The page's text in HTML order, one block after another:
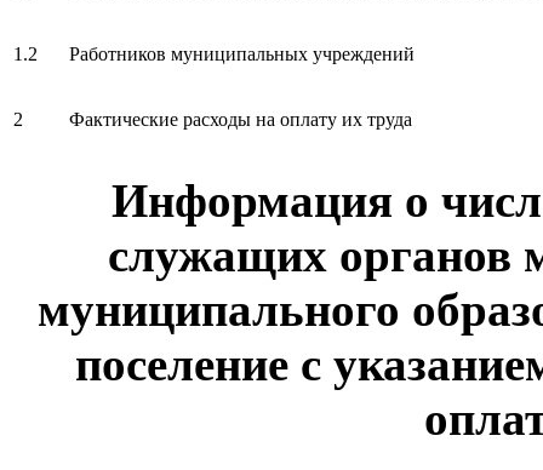
1.2 Работников муниципальных учреждений
2 Фактические расходы на оплату их труда
Информация о
служащих органов
муниципального
поселение с